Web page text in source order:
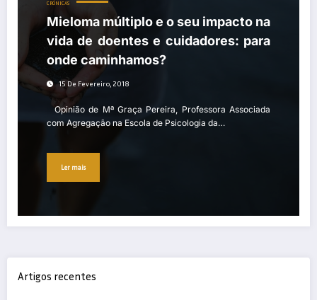
CRÓNICAS
Mieloma múltiplo e o seu impacto na
vida de doentes e cuidadores: para
onde caminhamos?
15 De Fevereiro, 2018
Opinião de Mª Graça Pereira, Professora Associada
com Agregação na Escola de Psicologia da…
Ler mais
Artigos recentes